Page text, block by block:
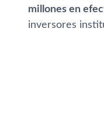
millones en
inversores